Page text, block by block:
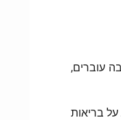
עוברים,
על בריאות